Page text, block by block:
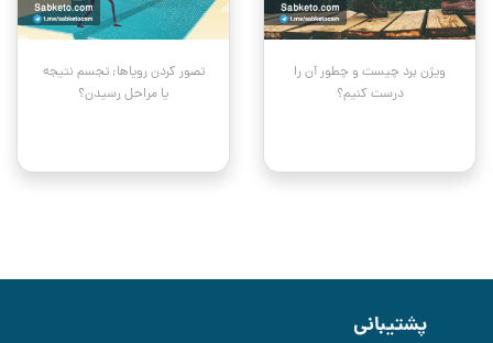
ویژن برد چیست و چطور آن را
درست کنیم؟
تصور کردن رویاها; تجسم نتیجه
یا مراحل رسیدن؟
پشتیبانی